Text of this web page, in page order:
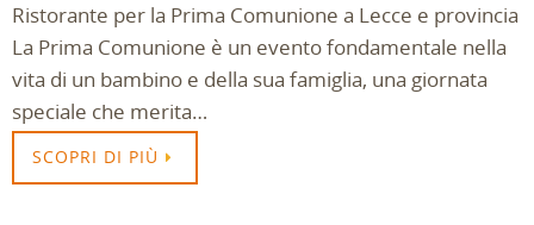
Ristorante per la Prima Comunione a Lecce e provincia
La Prima Comunione è un evento fondamentale nella
vita di un bambino e della sua famiglia, una giornata
speciale che merita…
SCOPRI DI PIÙ